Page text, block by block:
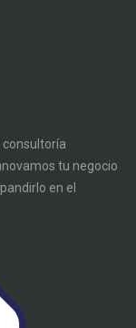
tu negocio
en el